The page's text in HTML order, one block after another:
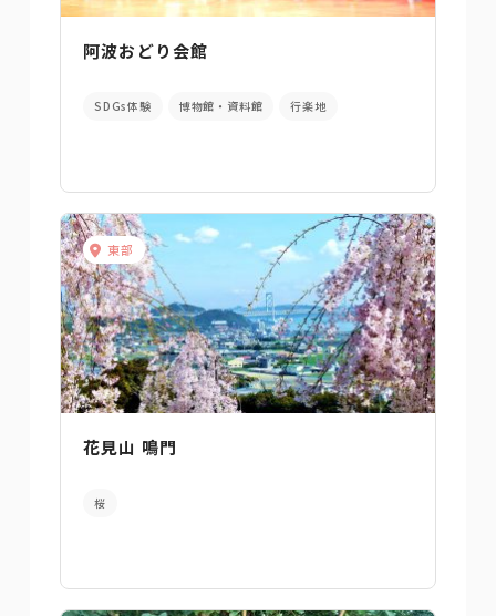
阿波おどり会館
SDGs体験 博物館・資料館 行楽地
東部
花見山 鳴門
桜